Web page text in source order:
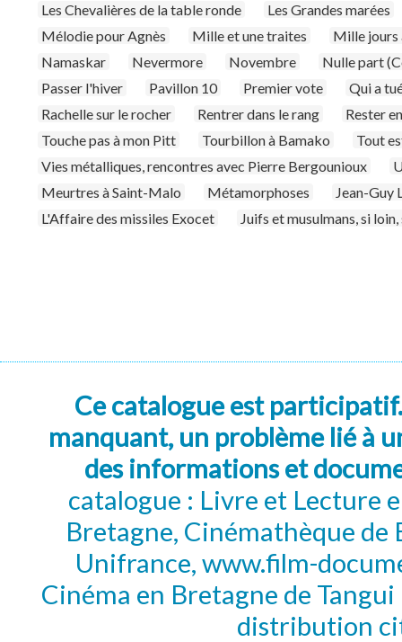
Les Chevalières de la table ronde
Les Grandes marées
Mélodie pour Agnès
Mille et une traites
Mille jours
Namaskar
Nevermore Novembre
Nulle part
Passer l'hiver
Pavillon 10 Premier vote
Qui a
Rachelle sur le rocher
Rentrer dans le rang
Rester
Touche pas à mon Pitt
Tourbillon à Bamako
Tout
Vies métalliques, rencontres avec Pierre Bergounioux
Meurtres à Saint-Malo
Métamorphoses
Jean-Guy
L'Affaire des missiles Exocet
Juifs et musulmans, si
Ce catalogue est
manquant, un problème lié à
des informations et
catalogue : Livre et Lecture
Bretagne, Cinémathèque de
Unifrance, www.film-
Cinéma en Bretagne de
distribution